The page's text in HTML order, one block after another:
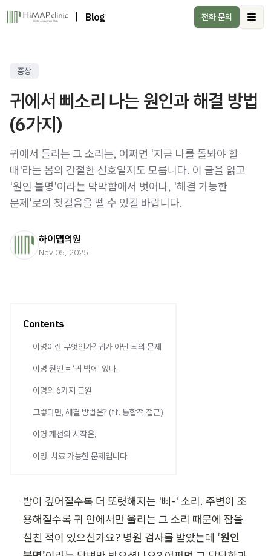
Blog 전화 문의
증상
귀에서 삐소리 나는 원인과 해결 방법
(6가지)
귀에서 들리는 그 소리는, 어쩌면 '지금 나를 돌봐야 할
때'라는 몸의 간절한 신호일지도 모릅니다. 이 글을 읽고
'원인 불명'이라는 막막함에서 벗어나, '해결 가능한
문제'로의 첫걸음을 뗄 수 있길 바랍니다.
하이맵의원
Nov 05, 2025
Contents
이명이란 무엇인가? 귀가 아닌 뇌의 문제
이명 원인 = ‘귀 밖에’ 있다.
이명의 6가지 근원
그렇다면, 해결 방법은? (ft. 통합적 접근)
이명 개선의 시작은,
이명, 치료 가능한 문제입니다.
밤이 깊어질수록 더 또렷해지는 '삐-' 소리. 주변이 조
용해질수록 귀 안에서만 울리는 그 소리 때문에 잠을
설친 적이 있으신가요? 병원 검사를 받았는데 ‘원인